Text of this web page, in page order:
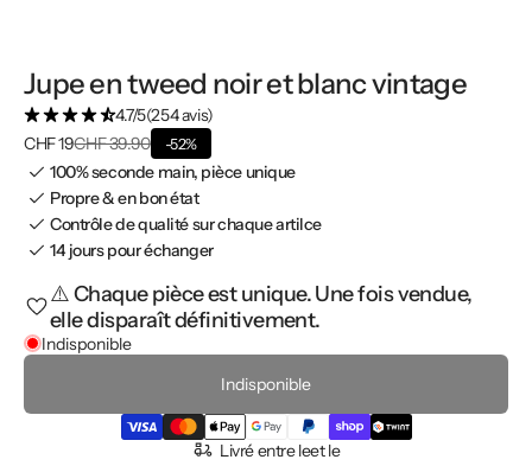
Jupe en tweed noir et blanc vintage
4.7/5(254 avis)
CHF 19CHF 39.90 -52%
100% seconde main, pièce unique
Propre & en bon état
Contrôle de qualité sur chaque artilce
14 jours pour échanger
⚠️ Chaque pièce est unique. Une fois vendue,
elle disparaît définitivement.
Indisponible
Indisponible
Livré entre leet le